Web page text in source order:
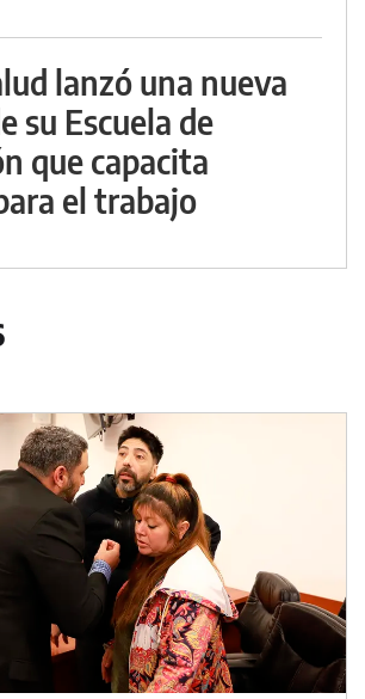
lanzó una nueva
su Escuela de
que capacita
el trabajo